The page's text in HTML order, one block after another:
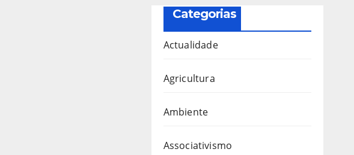
Categorias
Actualidade
Agricultura
Ambiente
Associativismo